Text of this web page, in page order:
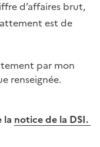
d’affaires brut,
est de
par mon
renseignée.
la notice de la DSI.